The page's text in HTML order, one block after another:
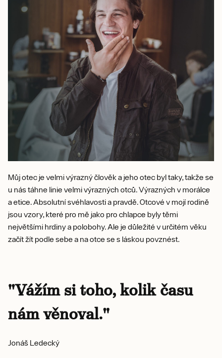
Můj otec je velmi výrazný člověk a jeho otec byl taky, takže se
u nás táhne linie velmi výrazných otců. Výrazných v morálce
a etice. Absolutní svéhlavosti a pravdě. Otcové v mojí rodině
jsou vzory, které pro mě jako pro chlapce byly těmi
největšími hrdiny a polobohy. Ale je důležité v určitém věku
začít žít podle sebe a na otce se s láskou povznést.
"Vážím si toho, kolik času
nám věnoval."
Jonáš Ledecký